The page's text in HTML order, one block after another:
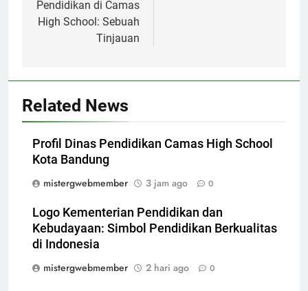
Pendidikan di Camas
High School: Sebuah
Tinjauan
Related News
Profil Dinas Pendidikan Camas High School
Kota Bandung
mistergwebmember
3 jam ago 0
Logo Kementerian Pendidikan dan
Kebudayaan: Simbol Pendidikan Berkualitas
di Indonesia
mistergwebmember
2 hari ago 0